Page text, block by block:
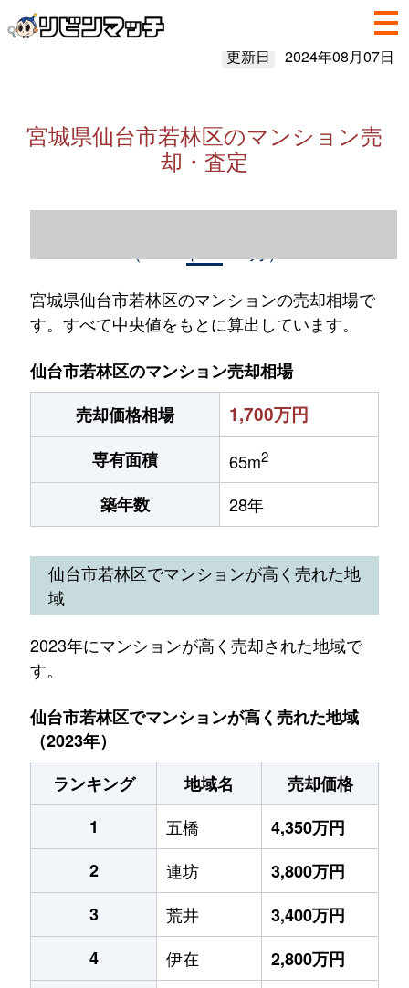
更新日 2024年08月07日
宮城県仙台市若林区のマンション売
却・査定
宮城県仙台市若林区のマンションの売却相場で
す。すべて中央値をもとに算出しています。
仙台市若林区のマンション売却相場
売却価格相場
1,700万円
専有面積 65m2
築年数 28年
仙台市若林区でマンションが高く売れた地
域
2023年にマンションが高く売却された地域で
す。
仙台市若林区でマンションが高く売れた地域
（2023年）
ランキング
地域名
売却価格
1
五橋
4,350万円
2
連坊
3,800万円
3
荒井
3,400万円
4
伊在
2,800万円